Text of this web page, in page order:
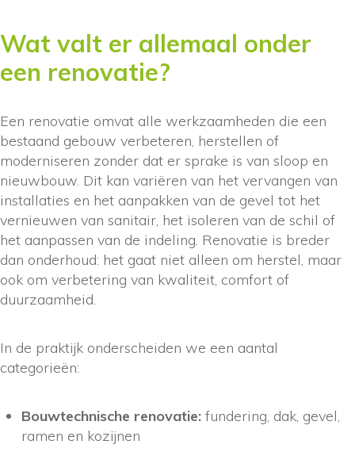
Wat valt er allemaal onder
een renovatie?
Een renovatie omvat alle werkzaamheden die een
bestaand gebouw verbeteren, herstellen of
moderniseren zonder dat er sprake is van sloop en
nieuwbouw. Dit kan variëren van het vervangen van
installaties en het aanpakken van de gevel tot het
vernieuwen van sanitair, het isoleren van de schil of
het aanpassen van de indeling. Renovatie is breder
dan onderhoud: het gaat niet alleen om herstel, maar
ook om verbetering van kwaliteit, comfort of
duurzaamheid.
In de praktijk onderscheiden we een aantal
categorieën:
Bouwtechnische renovatie: fundering, dak, gevel,
ramen en kozijnen